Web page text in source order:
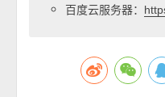
百度云服务器：